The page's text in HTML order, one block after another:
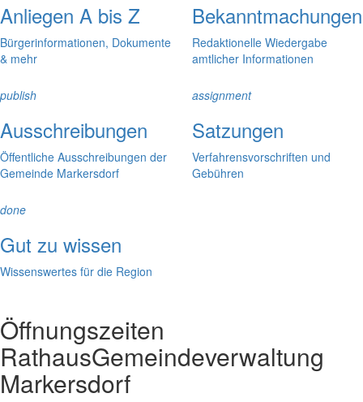
Anliegen A bis Z
Bürgerinformationen, Dokumente
& mehr
Bekanntmachungen
Redaktionelle Wiedergabe
amtlicher Informationen
publish
Ausschreibungen
Öffentliche Ausschreibungen der
Gemeinde Markersdorf
assignment
Satzungen
Verfahrensvorschriften und
Gebühren
done
Gut zu wissen
Wissenswertes für die Region
Öffnungszeiten
RathausGemeindeverwaltung
Markersdorf